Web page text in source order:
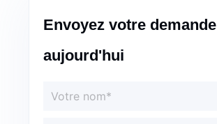
Envoyez votre demande
aujourd'hui